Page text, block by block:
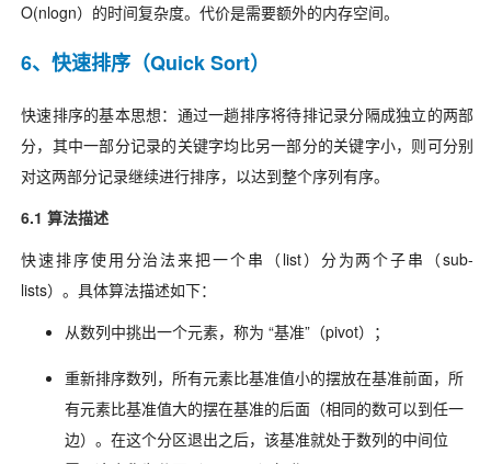
O(nlogn）的时间复杂度。代价是需要额外的内存空间。
6、快速排序（Quick Sort）
快速排序的基本思想：通过一趟排序将待排记录分隔成独立的两部
分，其中一部分记录的关键字均比另一部分的关键字小，则可分别
对这两部分记录继续进行排序，以达到整个序列有序。
6.1 算法描述
快速排序使用分治法来把一个串（list）分为两个子串（sub-
lists）。具体算法描述如下：
从数列中挑出一个元素，称为 “基准”（pivot）；
重新排序数列，所有元素比基准值小的摆放在基准前面，所
有元素比基准值大的摆在基准的后面（相同的数可以到任一
边）。在这个分区退出之后，该基准就处于数列的中间位